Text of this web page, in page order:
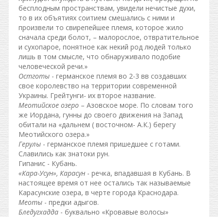
бесплодным пространствам, увидели нечистые духи,
то в их объятиях соитием смешались с ними и
произвели то свирепейшее племя, которое жило
сначала среди болот, – малорослое, отвратительное
и сухопарое, понятное как некий род людей только
лишь в том смысле, что обнаруживало подобие
человеческой речи.»
Остготы - германское племя во 2-3 вв создавших
свое королевство на территории современной
Украины. Грейтунги- их второе название.
Меотийское озеро – Азовское море. По словам того
же Иордана, гунны до своего движения на Запад
обитали на «дальнем ( восточном- А.К.) берегу
Меотийского озера.»
Герулы - германское племя пришедшее с готами.
Славились как знатоки рун.
Гипанис - Кубань.
«Кара-Усун», Карасун - речка, впадавшая в Кубань. В
настоящее время от нее остались так называемые
Карасунские озера, в черте города Краснодара.
Меоты - предки адыгов.
Бледугхадда - буквально «Кровавые волосы»